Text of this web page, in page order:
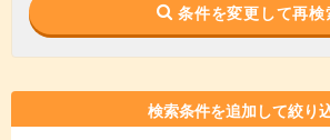
条件を変更して再検
検索条件を追加して絞り